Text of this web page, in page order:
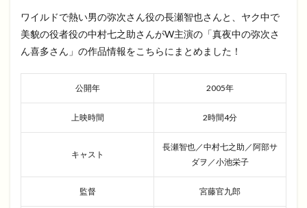
ワイルドで熱い男の弥次さん役の長瀬智也さんと、ヤク中で
美貌の役者役の中村七之助さんがW主演の「真夜中の弥次さ
ん喜多さん」の作品情報をこちらにまとめました！
公開年 2005年
上映時間 2時間4分
キャスト
長瀬智也／中村七之助／阿部サ
ダヲ／小池栄子
監督 宮藤官九郎